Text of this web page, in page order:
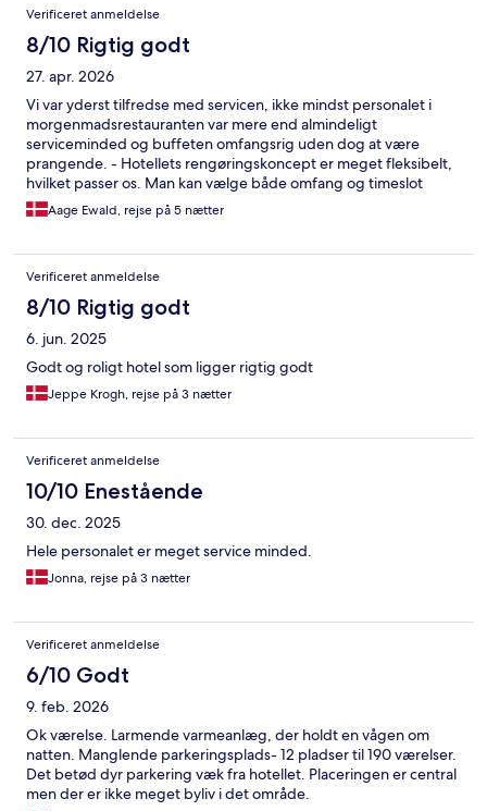
Verificeret anmeldelse
8/10 Rigtig godt
27. apr. 2026
Vi var yderst tilfredse med servicen, ikke mindst personalet i
morgenmadsrestauranten var mere end almindeligt
serviceminded og buffeten omfangsrig uden dog at være
prangende. - Hotellets rengøringskoncept er meget fleksibelt,
hvilket passer os. Man kan vælge både omfang og timeslot
(formiddag eller eftermiddag). Hotellet ligger i rolige
omgivelser og centralt for operaen og kvartererne omkring
overkommeligt.
Aage Ewald, rejse på 5 nætter
Verificeret anmeldelse
8/10 Rigtig godt
6. jun. 2025
Godt og roligt hotel som ligger rigtig godt
Jeppe Krogh, rejse på 3 nætter
Verificeret anmeldelse
10/10 Enestående
30. dec. 2025
Hele personalet er meget service minded.
Jonna, rejse på 3 nætter
Verificeret anmeldelse
6/10 Godt
9. feb. 2026
Ok værelse. Larmende varmeanlæg, der holdt en vågen om
natten. Manglende parkeringsplads- 12 pladser til 190 værelser.
Det betød dyr parkering væk fra hotellet. Placeringen er central
men der er ikke meget byliv i det område.